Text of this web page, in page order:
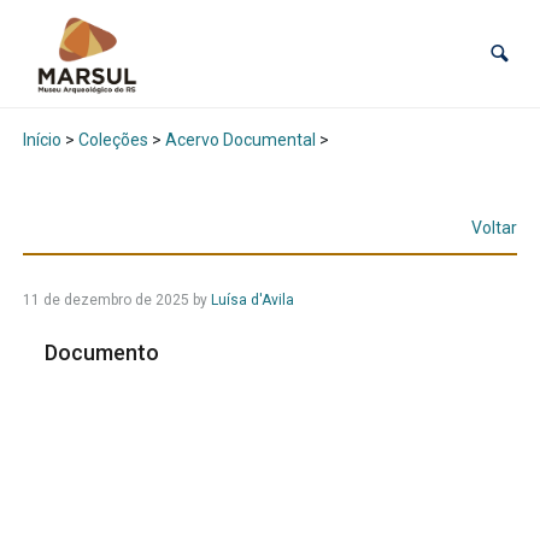
Início > Coleções > Acervo Documental >
Voltar
11 de dezembro de 2025 by Luísa d'Avila
Documento